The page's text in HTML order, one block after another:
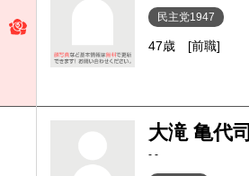
民主党1947
47歳 [前職]
大滝 亀代司
- -